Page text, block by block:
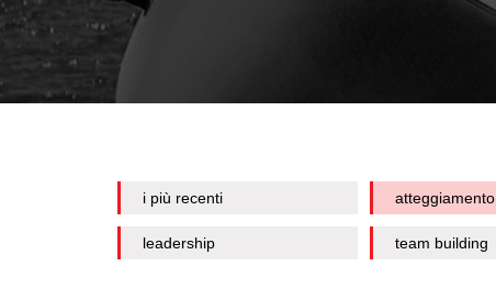
i più recenti atteggiamento
leadership team building